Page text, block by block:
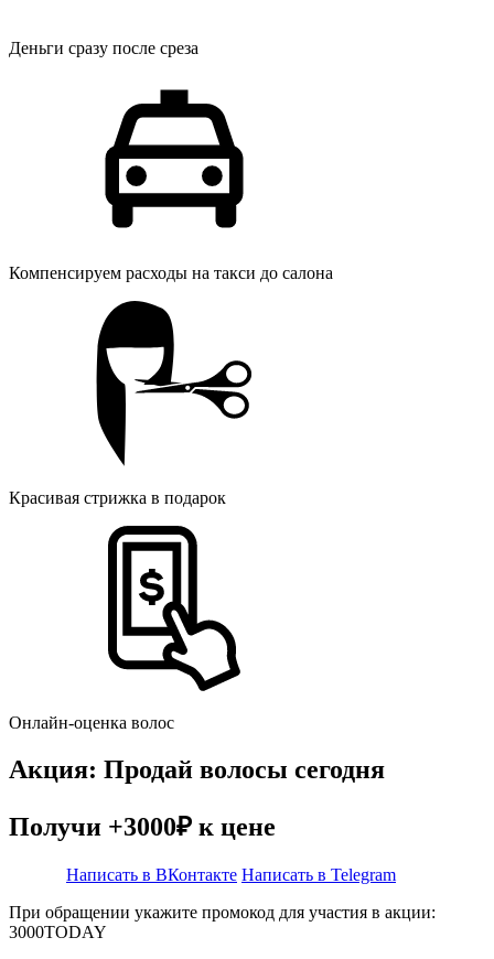
Деньги сразу после среза
Компенсируем расходы на такси до салона
Красивая стрижка в подарок
Онлайн-оценка волос
Акция: Продай волосы сегодня
Получи +3000₽ к цене
Написать в ВКонтакте Написать в Telegram
При обращении укажите промокод для участия в акции:
3000TODAY